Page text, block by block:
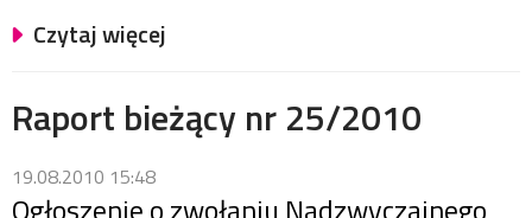
Czytaj więcej
Raport bieżący nr 25/2010
19.08.2010 15:48